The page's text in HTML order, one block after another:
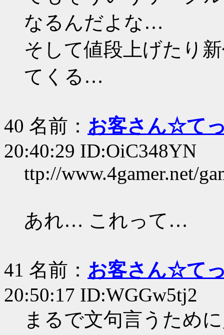
なるんだよな…
そして値段上げたり
てくる…
40 名前： お客さん☆て
20:40:29 ID:OiC348YN
ttp://www.4gamer.net/
あれ… これって…
41 名前： お客さん☆て
20:50:17 ID:WGGw5tj2
まるで文句言うため